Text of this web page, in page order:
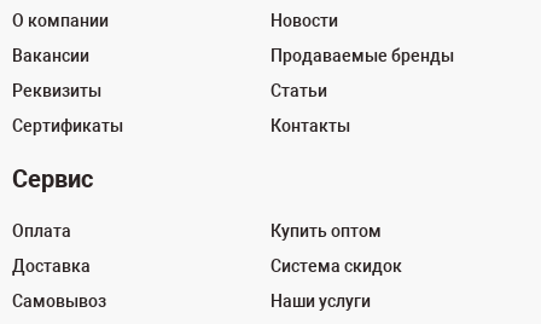
О компании
Вакансии
Реквизиты
Сертификаты
Новости
Продаваемые бренды
Статьи
Контакты
Сервис
Оплата
Доставка
Самовывоз
Купить оптом
Система скидок
Наши услуги